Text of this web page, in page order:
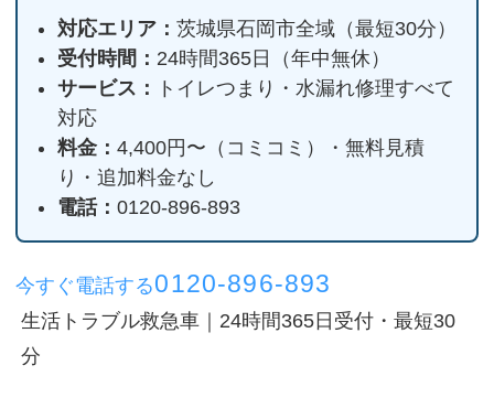
対応エリア：茨城県石岡市全域（最短30分）
受付時間： 24時間365日（年中無休）
サービス：
トイレつまり・水漏れ修理すべて
対応
料金：4,400円〜（コミコミ）・無料見積
り・追加料金なし
電話：0120-896-893
今すぐ電話する0120-896-893
生活トラブル救急車｜24時間365日受付・最短30
分